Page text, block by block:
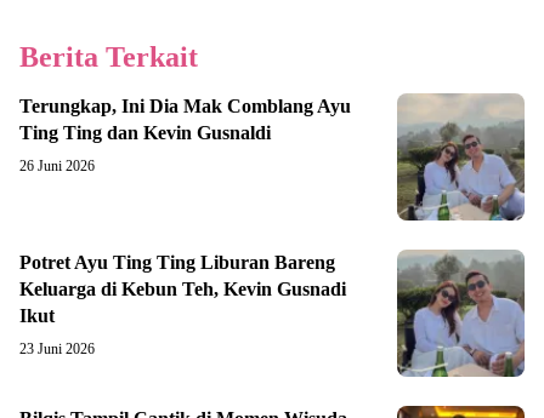
Berita Terkait
Terungkap, Ini Dia Mak Comblang Ayu
Ting Ting dan Kevin Gusnaldi
26 Juni 2026
Potret Ayu Ting Ting Liburan Bareng
Keluarga di Kebun Teh, Kevin Gusnadi
Ikut
23 Juni 2026